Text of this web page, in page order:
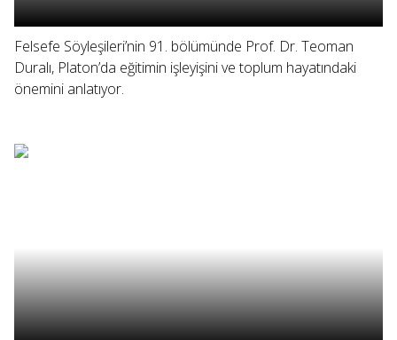
Felsefe Söyleşileri’nin 91. bölümünde Prof. Dr. Teoman
Duralı, Platon’da eğitimin işleyişini ve toplum hayatındaki
önemini anlatıyor.